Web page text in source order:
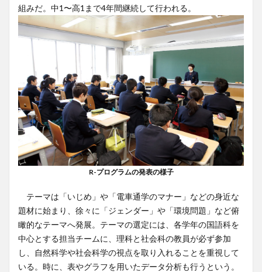
組みだ。中1〜高1まで4年間継続して行われる。
R-プログラムの発表の様子
テーマは「いじめ」や「電車通学のマナー」などの身近な
題材に始まり、徐々に「ジェンダー」や「環境問題」など俯
瞰的なテーマへ発展。テーマの選定には、各学年の国語科を
中心とする担当チームに、理科と社会科の教員が必ず参加
し、自然科学や社会科学の視点を取り入れることを重視して
いる。時に、表やグラフを用いたデータ分析も行うという。